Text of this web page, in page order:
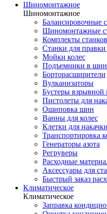
Шиномонтажное
Шиномонтажное
Балансировочные
Шиномонтажные
Комплекты станков
Станки для правки
Мойки колес
Подъемники в
Борторасширители
Вулканизаторы
Бустеры взрывной
Пистолеты для
Ошиповка шин
Ванны для колес
Клетки для
Транспортировка
Генераторы азота
Регруверы
Расходные
Аксессуары для
Быстрый заказ
Климатическое
Климатическое
Заправка